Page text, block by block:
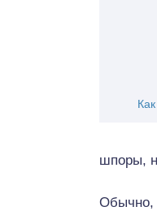
шпоры,
Обычно,